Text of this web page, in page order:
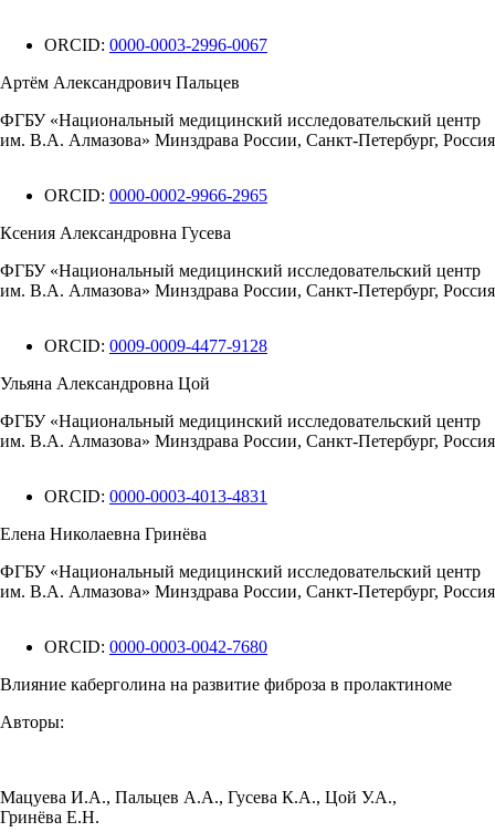
ORCID: 0000-0003-2996-0067
Артём Александрович Пальцев
ФГБУ «Национальный медицинский исследовательский центр
им. В.А. Алмазова» Минздрава России, Санкт-Петербург, Россия
ORCID: 0000-0002-9966-2965
Ксения Александровна Гусева
ФГБУ «Национальный медицинский исследовательский центр
им. В.А. Алмазова» Минздрава России, Санкт-Петербург, Россия
ORCID: 0009-0009-4477-9128
Ульяна Александровна Цой
ФГБУ «Национальный медицинский исследовательский центр
им. В.А. Алмазова» Минздрава России, Санкт-Петербург, Россия
ORCID: 0000-0003-4013-4831
Елена Николаевна Гринёва
ФГБУ «Национальный медицинский исследовательский центр
им. В.А. Алмазова» Минздрава России, Санкт-Петербург, Россия
ORCID: 0000-0003-0042-7680
Влияние каберголина на развитие фиброза в пролактиноме
Авторы:
Мацуева И.А., Пальцев А.А., Гусева К.А., Цой У.А.,
Гринёва Е.Н.